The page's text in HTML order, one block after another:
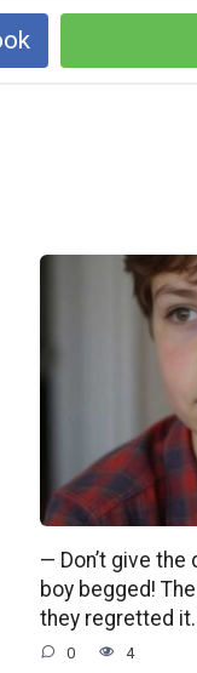
— Don’t give
boy begged!
they regretted it.
0 4